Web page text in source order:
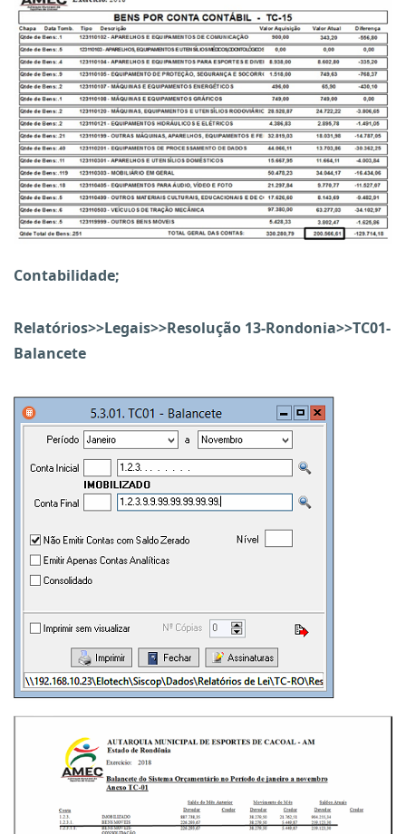
Contabilidade;
Relatórios>>Legais>>Resolução 13-Rondonia>>TC01-
Balancete